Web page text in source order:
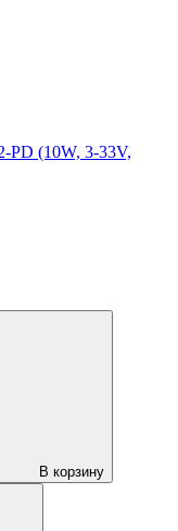
PD (10W, 3-33V,
В корзину